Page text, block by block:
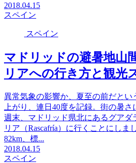
2018.04.15
スペイン
スペイン
マドリッドの避暑地山
リアへの行き方と観光
異常気象の影響か、夏至の前だとい
上がり、連日40度を記録。街の暑
週末、マドリッド県北にあるグアダ
リア（Rascafría）に行くことにしま
82km、標...
2018.04.15
スペイン